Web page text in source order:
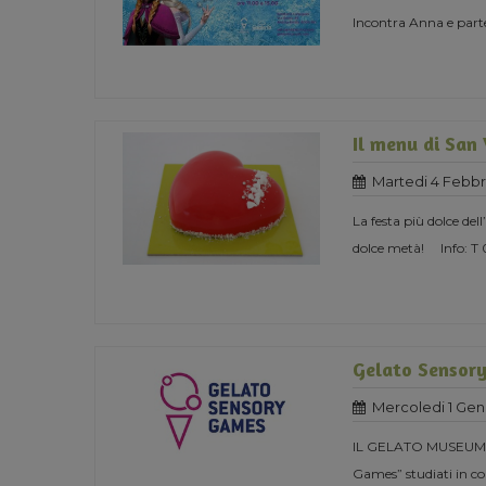
Incontra Anna e
Il menu di
Martedi 4
La festa più dolce
dolce metà! Info: T
Gelato
Mercoledi 1
IL GELATO
Games” studiati in